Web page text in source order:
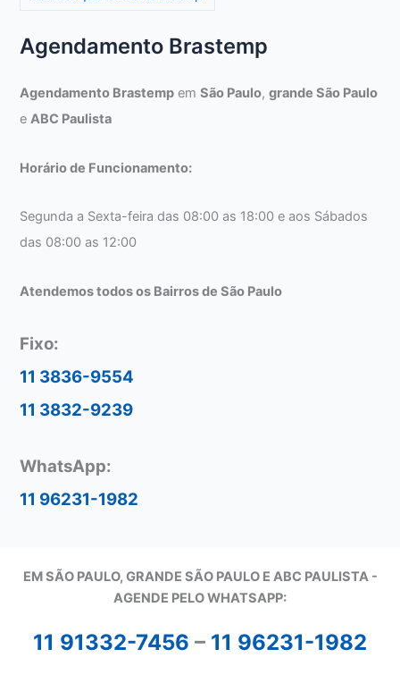
Agendamento Brastemp
Agendamento Brastemp emSão Paulo,grande São Paulo
eABC Paulista
Horário de Funcionamento:
Segunda a Sexta-feira das 08:00 as 18:00 e aos Sábados
das 08:00 as 12:00
Atendemos todos os Bairros de São Paulo
Fixo:
11 3836-9554
11 3832-9239
WhatsApp:
11 96231-1982
EM SÃO PAULO, GRANDE SÃO PAULO E ABC PAULISTA -
AGENDE PELO WHATSAPP:
11 91332-7456 – 11 96231-1982